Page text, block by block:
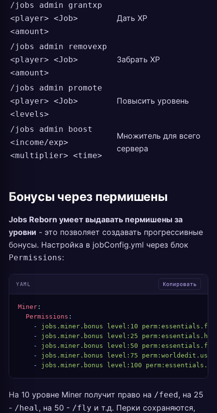
/jobs admin grantxp
<player> <Job>
<amount>
Дать XP
/jobs admin removexp
<player> <Job>
<amount>
Забрать XP
/jobs admin promote
<player> <Job>
<levels>
Повысить уровень
/jobs admin boost
<income/exp>
<multiplier> <time>
Множитель для всего
сервера
Бонусы через пермишены
Jobs Reborn умеет выдавать пермишены за
уровни - это позволяет создавать прогрессивные
бонусы. Настройка в jobConfig.yml через блок
Permissions:
YAML Копировать
Miner :
  Permissions
:
    -
jobs.miner.bonus level:10
    -
jobs.miner.bonus level:25
    -
jobs.miner.bonus level:50 perm:essentials.fly
    -
jobs.miner.bonus level:75 perm:worldedit.use
    -
jobs.miner.bonus level:100
На 10 уровне Miner получит право на /feed, на 25
- /heal, на 50 - /fly и т.д. Перки сохраняются,